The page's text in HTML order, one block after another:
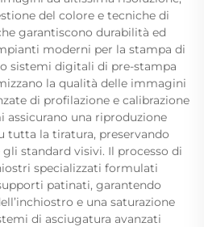
del colore e tecniche di
garantiscono durabilità ed
moderni per la stampa di
sistemi digitali di pre-stampa
la qualità delle immagini
di profilazione e calibrazione
assicurano una riproduzione
tutta la tiratura, preservando
standard visivi. Il processo di
specializzati formulati
patinati, garantendo
e una saturazione
di asciugatura avanzati